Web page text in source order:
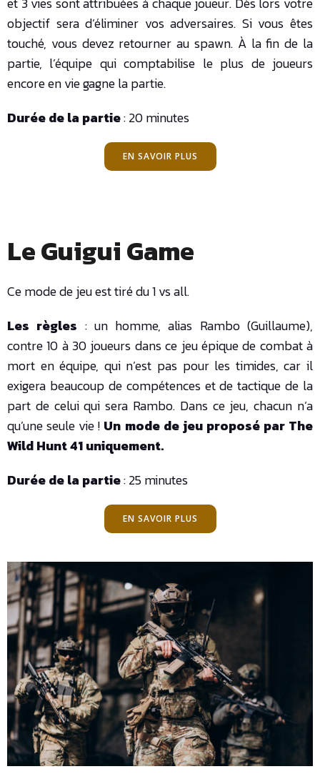
objectif sera d’éliminer vos adversaires. Si vous êtes
touché, vous devez retourner au spawn. À la fin de la
partie, l’équipe qui comptabilise le plus de joueurs
encore en vie gagne la partie.
Durée de la partie: 20 minutes
EN SAVOIR PLUS
Le Guigui Game
Ce mode de jeu est tiré du 1 vs all.
Les règles : un homme, alias Rambo (Guillaume),
contre 10 à 30 joueurs dans ce jeu épique de combat à
mort en équipe, qui n’est pas pour les timides, car il
exigera beaucoup de compétences et de tactique de la
part de celui qui sera Rambo. Dans ce jeu, chacun n’a
qu’une seule vie ! Un mode de jeu proposé par The
Wild Hunt 41 uniquement.
Durée de la partie: 25 minutes
EN SAVOIR PLUS